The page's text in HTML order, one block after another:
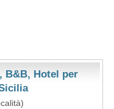
B&B, Hotel per